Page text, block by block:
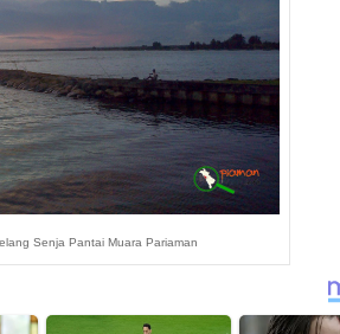
Senja Pantai Muara Pariaman